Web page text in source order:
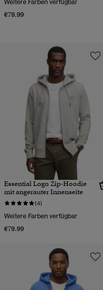
Weitere Farben verfügbar
€79.99
Essential Logo Zip-Hoodie
mit angerauter Innenseite
(4)
Weitere Farben verfügbar
€79.99